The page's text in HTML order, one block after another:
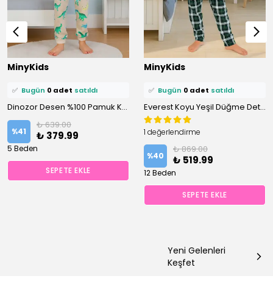
MinyKids
⭐️ Bu ürünü0 kişifavoriledi!
0 kişi
✅ Bugün 0 adet satıldı
Dinozor Desen %100 Pamuk Krem Erkek Çocuk Pijama Takım
%41
₺ 639.00
₺ 379.99
5 Beden
SEPETE EKLE
MinyKids
⭐️ Bu ürünü0 kişifavoriledi!
0 kişi
✅ Bugün 0 adet satıldı
Everest Koyu Yeşil Düğme Detaylı %100 Pamuk Erkek Çocuk Pijama Takım
1 değerlendirme
%40
₺ 869.00
₺ 519.99
12 Beden
SEPETE EKLE
Yeni Gelenleri
Keşfet